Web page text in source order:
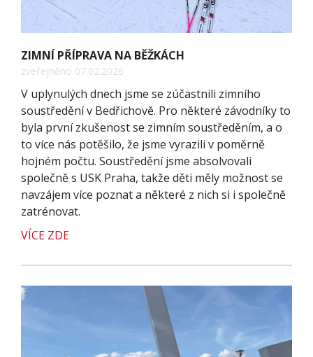
ZIMNÍ PŘÍPRAVA NA BĚŽKÁCH
zveřejněno 07.02.2026
V uplynulých dnech jsme se zúčastnili zimního
soustředění v Bedřichově. Pro některé závodníky to
byla první zkušenost se zimním soustředěním, a o
to více nás potěšilo, že jsme vyrazili v poměrně
hojném počtu. Soustředění jsme absolvovali
společně s USK Praha, takže děti měly možnost se
navzájem více poznat a některé z nich si i společně
zatrénovat.
VÍCE ZDE